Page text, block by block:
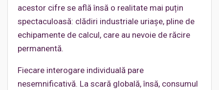
acestor cifre se află însă o realitate mai puțin
spectaculoasă: clădiri industriale uriașe, pline de
echipamente de calcul, care au nevoie de răcire
permanentă.
Fiecare interogare individuală pare
nesemnificativă. La scară globală, însă, consumul